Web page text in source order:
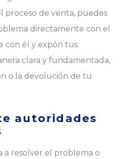
proceso de venta, puedes
directamente con el
con él y expón tus
clara y fundamentada,
o la devolución de tu
autoridades
a resolver el problema o